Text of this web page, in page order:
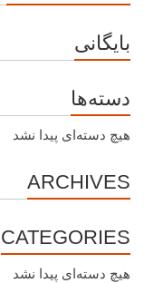
بایگانی
دسته‌ها
هیچ دسته‌ای پیدا نشد
ARCHIVES
CATEGORIES
هیچ دسته‌ای پیدا نشد